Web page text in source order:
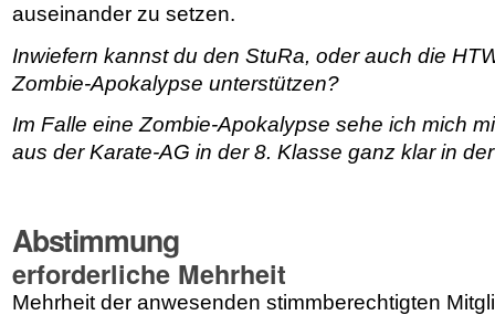
auseinander zu setzen.
Inwiefern kannst du den StuRa, oder auch die
Zombie-Apokalypse unterstützen?
Im Falle eine Zombie-Apokalypse sehe ich mich
aus der Karate-AG in der 8. Klasse ganz klar in
Abstimmung
erforderliche Mehrheit
Mehrheit der anwesenden stimmberechtigten